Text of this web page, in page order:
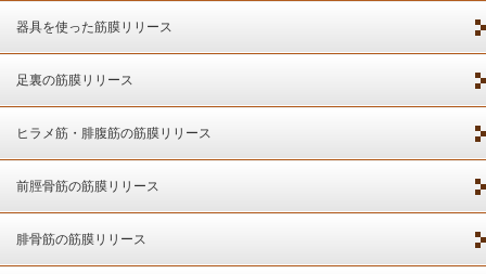
器具を使った筋膜リリース
足裏の筋膜リリース
ヒラメ筋・腓腹筋の筋膜リリース
前脛骨筋の筋膜リリース
腓骨筋の筋膜リリース